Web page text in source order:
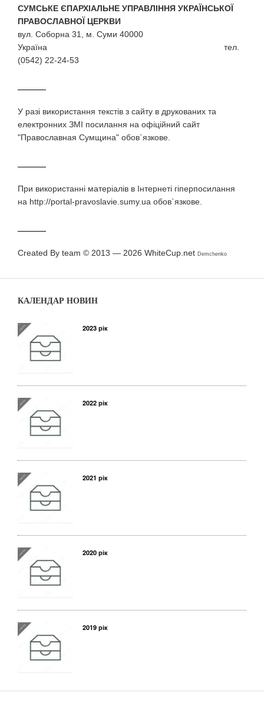
СУМСЬКЕ ЄПАРХІАЛЬНЕ УПРАВЛІННЯ УКРАЇНСЬКОЇ
ПРАВОСЛАВНОЇ ЦЕРКВИ
вул. Соборна 31, м. Суми 40000
Україна тел.
(0542) 22-24-53
У разi використання текстiв з сайту в друкованих та
електронних ЗМI посилання на офіційний сайт
"Православная Сумщина" обов`язкове.
При використаннi матерiалiв в Iнтернетi гiперпосилання
на http://portal-pravoslavie.sumy.ua обов`язкове.
Created By team © 2013 — 2026 WhiteCup.net Demchenko
КАЛЕНДАР НОВИН
2023 рік
2022 рік
2021 рік
2020 рік
2019 рік